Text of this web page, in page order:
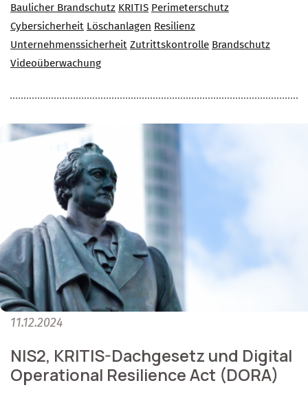
Baulicher Brandschutz KRITIS Perimeterschutz
Cybersicherheit Löschanlagen Resilienz
Unternehmenssicherheit Zutrittskontrolle Brandschutz
Videoüberwachung
11.12.2024
NIS2, KRITIS-Dachgesetz und Digital
Operational Resilience Act (DORA)